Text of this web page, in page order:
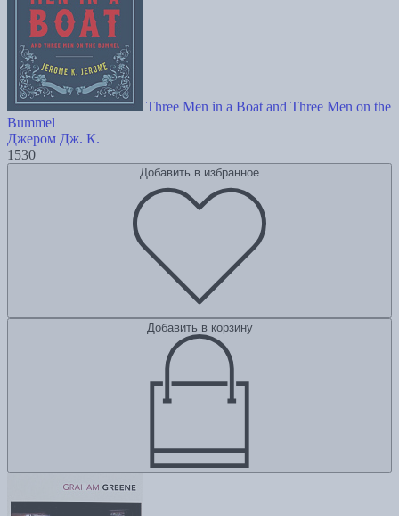
Three Men in a Boat and Three Men on the
Bummel
Джером Дж. К.
1530
Добавить в избранное
Добавить в корзину